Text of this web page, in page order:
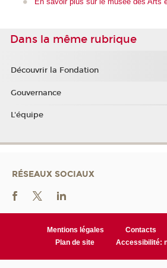
Dans la même rubrique
Découvrir la Fondation
Gouvernance
L'équipe
RÉSEAUX SOCIAUX
Mentions légales Contacts
Plan de site
Accessibilité: